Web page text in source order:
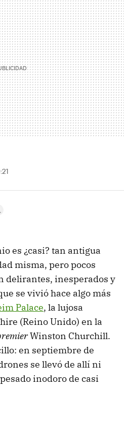
MAIL
es ¿casi? tan antigua
misma, pero pocos
delirantes, inesperados y
se vivió hace algo más
Palace, la lujosa
(Reino Unido) en la
Winston Churchill.
en septiembre de
se llevó de allí ni
inodoro de casi